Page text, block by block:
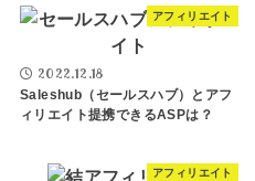
アフィリエイト
2022.12.18
Saleshub（セールスハブ）とアフ
ィリエイト提携できるASPは？
アフィリエイト